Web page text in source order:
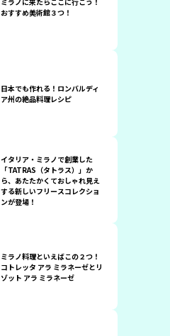
おすすめ美術館３つ！
日本でも作れる！ロンバルディ
ア州の絶品料理レシピ
イタリア・ミラノで創業した
「TATRAS（タトラス）」か
ら、あたたかくておしゃれ見え
する新しいフリースコレクショ
ンが登場！
ミラノ料理といえばこの２つ！
コトレッタ アラ ミラネーゼとリ
ゾット アラ ミラネーゼ